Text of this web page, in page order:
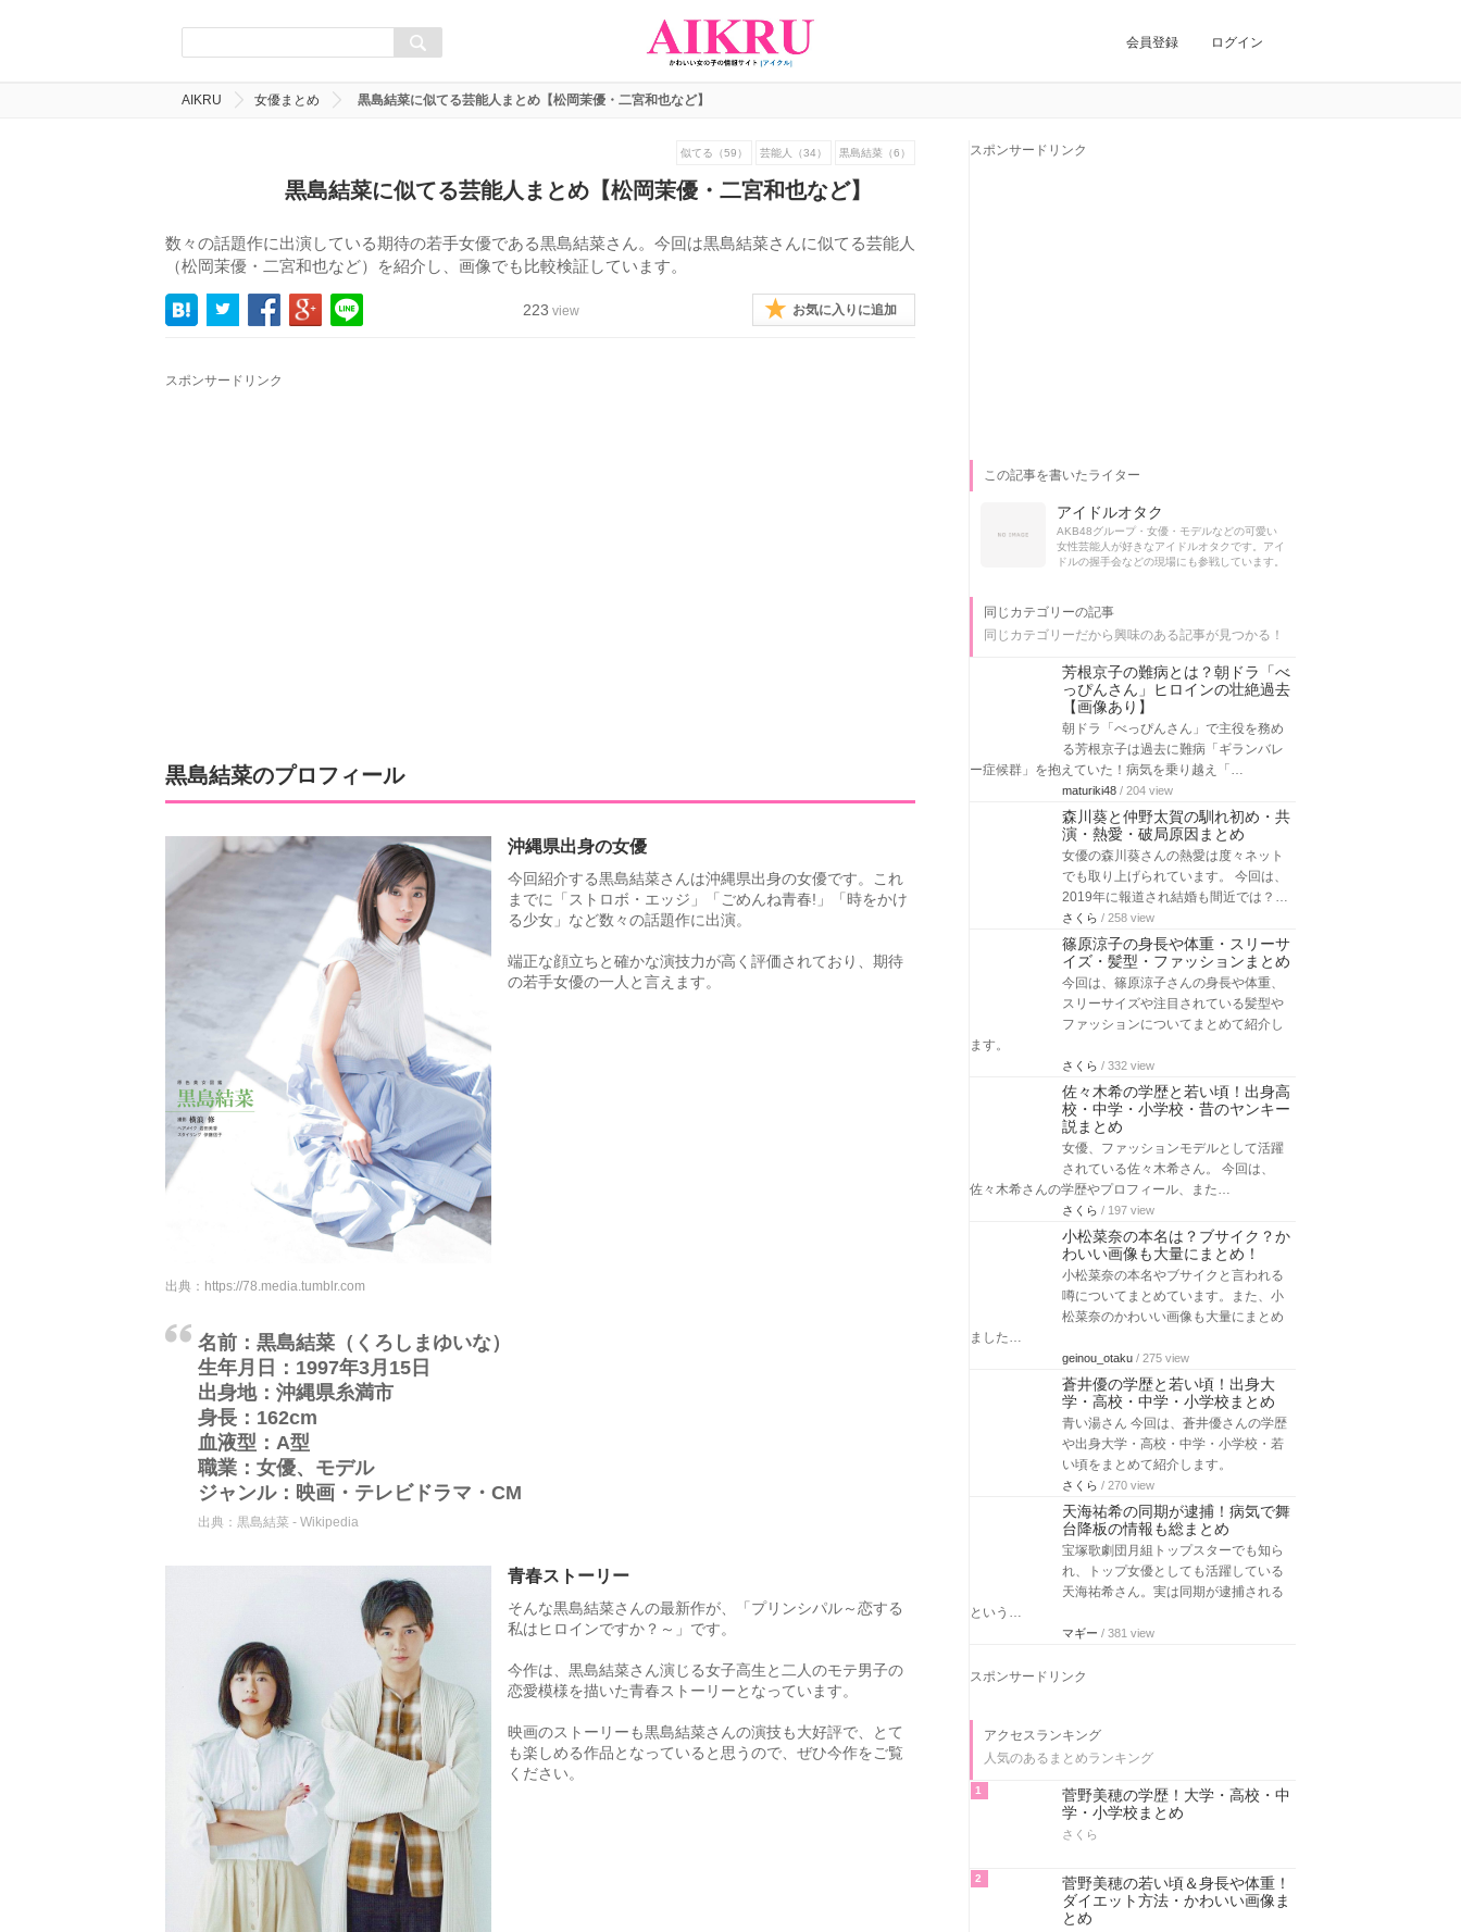
会員登録 ログイン
AIKRU 女優まとめ 黒島結菜に似てる芸能人まとめ【松岡茉優・二宮和也など】
似てる（59） 芸能人（34） 黒島結菜（6）
黒島結菜に似てる芸能人まとめ【松岡茉優・二宮和也など】
数々の話題作に出演している期待の若手女優である黒島結菜さん。今回は黒島結菜さんに似てる芸能人
（松岡茉優・二宮和也など）を紹介し、画像でも比較検証しています。
223 view お気に入りに追加
スポンサードリンク
黒島結菜のプロフィール
沖縄県出身の女優
今回紹介する黒島結菜さんは沖縄県出身の女優です。これ
までに「ストロボ・エッジ」「ごめんね青春!」「時をかけ
る少女」など数々の話題作に出演。
端正な顔立ちと確かな演技力が高く評価されており、期待
の若手女優の一人と言えます。
出典： https://78.media.tumblr.com
名前：黒島結菜（くろしまゆいな）
生年月日：1997年3月15日
出身地：沖縄県糸満市
身長：162cm
血液型：A型
職業：女優、モデル
ジャンル：映画・テレビドラマ・CM
出典： 黒島結菜 - Wikipedia
青春ストーリー
そんな黒島結菜さんの最新作が、「プリンシパル～恋する
私はヒロインですか？～」です。
今作は、黒島結菜さん演じる女子高生と二人のモテ男子の
恋愛模様を描いた青春ストーリーとなっています。
映画のストーリーも黒島結菜さんの演技も大好評で、とて
も楽しめる作品となっていると思うので、ぜひ今作をご覧
ください。
スポンサードリンク
この記事を書いたライター
アイドルオタク
AKB48グループ・女優・モデルなどの可愛い
女性芸能人が好きなアイドルオタクです。アイ
ドルの握手会などの現場にも参戦しています。
同じカテゴリーの記事
同じカテゴリーだから興味のある記事が見つかる！
芳根京子の難病とは？朝ドラ「べ
っぴんさん」ヒロインの壮絶過去
【画像あり】
朝ドラ「べっぴんさん」で主役を務め
る芳根京子は過去に難病「ギランバレ
ー症候群」を抱えていた！病気を乗り越え「…
maturiki48 / 204 view
森川葵と仲野太賀の馴れ初め・共
演・熱愛・破局原因まとめ
女優の森川葵さんの熱愛は度々ネット
でも取り上げられています。 今回は、
2019年に報道され結婚も間近では？…
さくら / 258 view
篠原涼子の身長や体重・スリーサ
イズ・髪型・ファッションまとめ
今回は、篠原涼子さんの身長や体重、
スリーサイズや注目されている髪型や
ファッションについてまとめて紹介し
ます。
さくら / 332 view
佐々木希の学歴と若い頃！出身高
校・中学・小学校・昔のヤンキー
説まとめ
女優、ファッションモデルとして活躍
されている佐々木希さん。 今回は、
佐々木希さんの学歴やプロフィール、また…
さくら / 197 view
小松菜奈の本名は？ブサイク？か
わいい画像も大量にまとめ！
小松菜奈の本名やブサイクと言われる
噂についてまとめています。また、小
松菜奈のかわいい画像も大量にまとめ
ました…
geinou_otaku / 275 view
蒼井優の学歴と若い頃！出身大
学・高校・中学・小学校まとめ
青い湯さん 今回は、蒼井優さんの学歴
や出身大学・高校・中学・小学校・若
い頃をまとめて紹介します。
さくら / 270 view
天海祐希の同期が逮捕！病気で舞
台降板の情報も総まとめ
宝塚歌劇団月組トップスターでも知ら
れ、トップ女優としても活躍している
天海祐希さん。実は同期が逮捕される
という…
マギー / 381 view
スポンサードリンク
アクセスランキング
人気のあるまとめランキング
1
菅野美穂の学歴！大学・高校・中
学・小学校まとめ
さくら
2
菅野美穂の若い頃＆身長や体重！
ダイエット方法・かわいい画像ま
とめ